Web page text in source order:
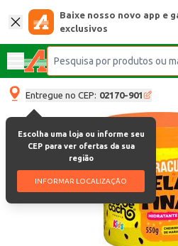
Baixe nosso novo app e
exclusivos
Entregue no CEP: 02170-901
Escolha uma loja ou informe seu
CEP para ver ofertas da sua
região
INFORMAR LOCALIZAÇÃO